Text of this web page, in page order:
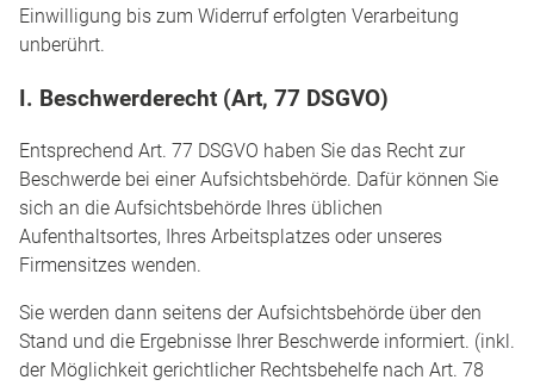
Einwilligung bis zum Widerruf erfolgten Verarbeitung
unberührt.
I. Beschwerderecht (Art, 77 DSGVO)
Entsprechend Art. 77 DSGVO haben Sie das Recht zur
Beschwerde bei einer Aufsichtsbehörde. Dafür können Sie
sich an die Aufsichtsbehörde Ihres üblichen
Aufenthaltsortes, Ihres Arbeitsplatzes oder unseres
Firmensitzes wenden.
Sie werden dann seitens der Aufsichtsbehörde über den
Stand und die Ergebnisse Ihrer Beschwerde informiert. (inkl.
der Möglichkeit gerichtlicher Rechtsbehelfe nach Art. 78